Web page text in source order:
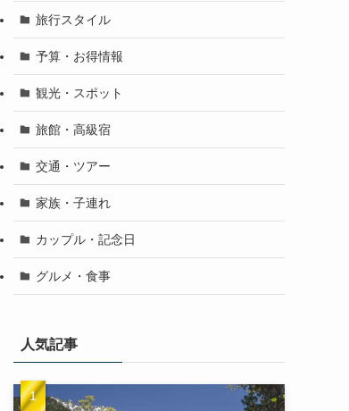
旅行スタイル
予算・お得情報
観光・スポット
旅館・高級宿
交通・ツアー
家族・子連れ
カップル・記念日
グルメ・食事
人気記事